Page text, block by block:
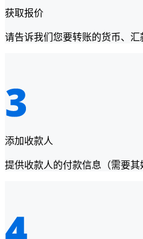
获取报价
请告诉我们您要转账的货币、汇
添加收款人
提供收款人的付款信息（需要其